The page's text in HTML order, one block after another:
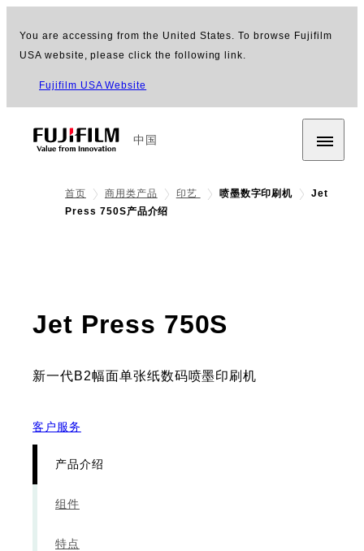
You are accessing from the United States. To browse Fujifilm
USA website, please click the following link.
Fujifilm USA Website
中国
首页 商用类产品 印艺 喷墨数字印刷机
Jet
Press 750S产品介绍
Jet Press 750S
新一代B2幅面单张纸数码喷墨印刷机
客户服务
产品介绍
组件
特点